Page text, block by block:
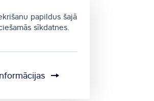
papildus šajā
sīkdatnes.